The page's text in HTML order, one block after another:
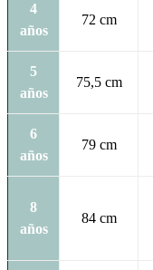
4
años
72 cm
5
años
75,5 cm
6
años
79 cm
8
años
84 cm